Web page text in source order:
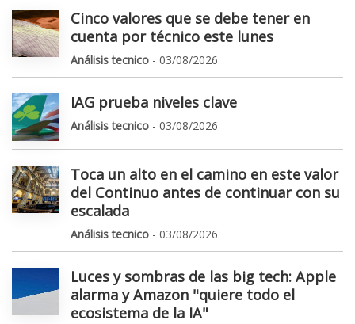
Cinco valores que se debe tener en
cuenta por técnico este lunes
Análisis tecnico - 03/08/2026
IAG prueba niveles clave
Análisis tecnico - 03/08/2026
Toca un alto en el camino en este valor
del Continuo antes de continuar con su
escalada
Análisis tecnico - 03/08/2026
Luces y sombras de las big tech: Apple
alarma y Amazon "quiere todo el
ecosistema de la IA"